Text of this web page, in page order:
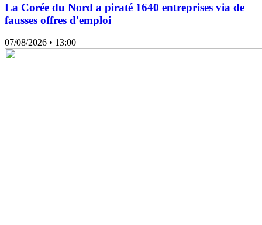
La Corée du Nord a piraté 1640 entreprises via de
fausses offres d'emploi
07/08/2026 • 13:00